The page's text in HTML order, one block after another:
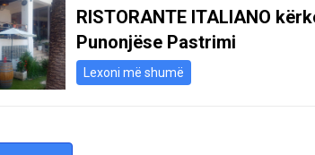
RISTORANTE ITALIANO
Punonjëse Pastrimi
Lexoni më shumë